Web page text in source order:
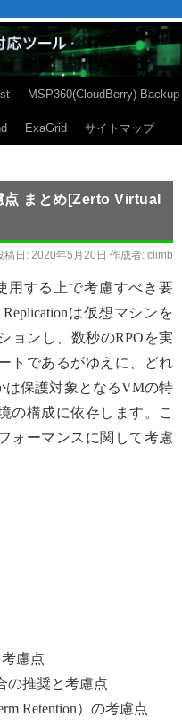
MSP360(CloudBerry) Backup
ExaGrid サイトマップ
点 まとめ[Zerto Virtual
稿日: 2020年5月20日 作成者: climb
用する上で考慮すべき要
は仮想マシンを
ョンし、数秒のRPOを実
トであるがゆえに、どれ
は保護対象となるVMの特
の構成に依存します。こ
ォーマンスに関して考慮
慮点
の推奨と考慮点
Retention）の考慮点